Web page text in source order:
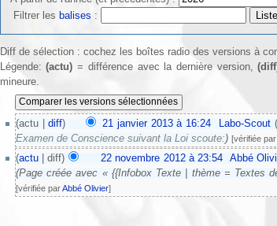
Filtrer les balises :
Diff de sélection : cochez les boîtes radio des versions à
Légende:(actu) = différence avec la dernière version,
mineure.
(actu |diff) 21 janvier 2013 à 16:24 Labo-Scout (
Examen de Conscience suivant la Loi scoute:) [vérifiée par
(actu| diff) 22 novembre 2012 à 23:54‎ Abbé
(Page créée avec « {{Infobox Texte | thème = Textes
[vérifiée parAbbé Olivier]